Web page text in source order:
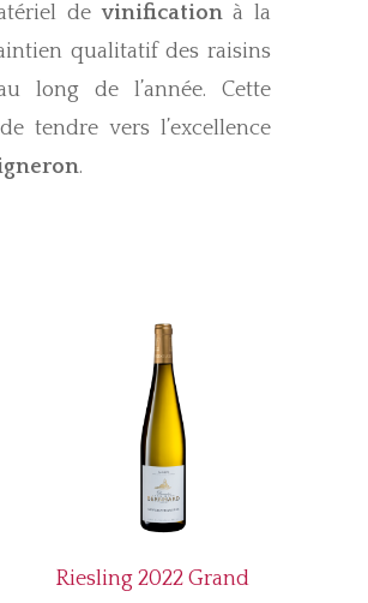
devinificationà la
qualitatif des raisins
long de l’année. Cette
tendre vers l’excellence
.
Riesling 2022 Grand